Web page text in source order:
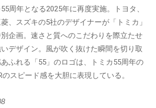
周年となる2025年に再度実施。トヨタ、
、スズキの5社のデザイナーが「トミカ」
企画。速さと質へのこだわりを際立たせ
デザイン。風が吹く抜けた瞬間を切り取
ふれる「55」のロゴは、トミカ55周年の
のスピード感を大胆に表現している。